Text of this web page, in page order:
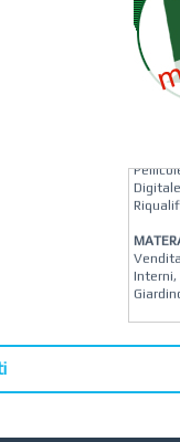
Interni,
Roma